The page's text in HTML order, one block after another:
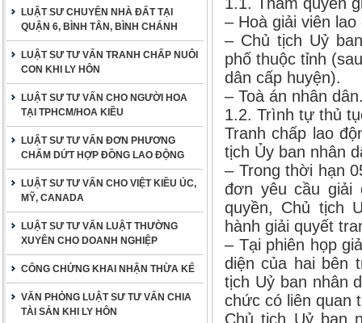
LUẬT SƯ CHUYÊN NHÀ ĐẤT TẠI
QUẬN 6, BÌNH TÂN, BÌNH CHÁNH
LUẬT SƯ TƯ VẤN TRANH CHẤP NUÔI
CON KHI LY HÔN
LUẬT SƯ TƯ VẤN CHO NGƯỜI HOA
TẠI TPHCM/HOA KIỀU
LUẬT SƯ TƯ VẤN ĐƠN PHƯƠNG
CHẤM DỨT HỢP ĐỒNG LAO ĐỘNG
LUẬT SƯ TƯ VẤN CHO VIỆT KIỀU ÚC,
MỸ, CANADA
LUẬT SƯ TƯ VẤN LUẬT THƯỜNG
XUYÊN CHO DOANH NGHIỆP
CÔNG CHỨNG KHAI NHẬN THỪA KẾ
VĂN PHÒNG LUẬT SƯ TƯ VẤN CHIA
TÀI SẢN KHI LY HÔN
– Hoà giải viên lao
– Chủ tịch Uỷ
phố thuộc tỉnh
dân cấp huyện).
– Toà án nhân
1.2. Trình tự thủ
Tranh chấp lao
tịch Ủy ban nhân
– Trong thời hạn
đơn yêu cầu giải
quyền, Chủ tịch
hành giải quyết
– Tại phiên họp
diện của hai bên
tịch Uỷ ban nhân
chức có liên quan
Chủ tịch Uỷ ban